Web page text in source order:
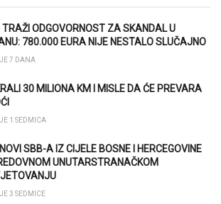
ODGOVORNOST ZA SKANDAL U
780.000 EURA NIJE NESTALO SLUČAJNO
7 DANA
30 MILIONA KM I MISLE DA ĆE PREVARA
1 SEDMICA
SBB-A IZ CIJELE BOSNE I HERCEGOVINE
UNUTARSTRANAČKOM
3 SEDMICE